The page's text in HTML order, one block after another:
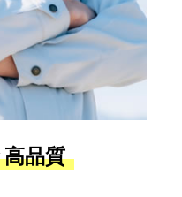
品質